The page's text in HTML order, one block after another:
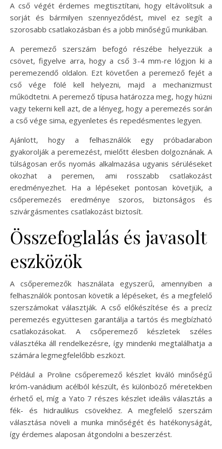
A cső végét érdemes megtisztítani, hogy eltávolítsuk a
sorját és bármilyen szennyeződést, mivel ez segít a
szorosabb csatlakozásban és a jobb minőségű munkában.
A peremező szerszám befogó részébe helyezzük a
csövet, figyelve arra, hogy a cső 3-4 mm-re lógjon ki a
peremezendő oldalon. Ezt követően a peremező fejét a
cső vége fölé kell helyezni, majd a mechanizmust
működtetni. A peremező típusa határozza meg, hogy húzni
vagy tekerni kell azt, de a lényeg, hogy a peremezés során
a cső vége sima, egyenletes és repedésmentes legyen.
Ajánlott, hogy a felhasználók egy próbadarabon
gyakorolják a peremezést, mielőtt élesben dolgoznának. A
túlságosan erős nyomás alkalmazása ugyanis sérüléseket
okozhat a peremen, ami rosszabb csatlakozást
eredményezhet. Ha a lépéseket pontosan követjük, a
csőperemezés eredménye szoros, biztonságos és
szivárgásmentes csatlakozást biztosít.
Összefoglalás és javasolt
eszközök
A csőperemezők használata egyszerű, amennyiben a
felhasználók pontosan követik a lépéseket, és a megfelelő
szerszámokat választják. A cső előkészítése és a precíz
peremezés együttesen garantálja a tartós és megbízható
csatlakozásokat. A csőperemező készletek széles
választéka áll rendelkezésre, így mindenki megtalálhatja a
számára legmegfelelőbb eszközt.
Például a Proline csőperemező készlet kiváló minőségű
króm-vanádium acélból készült, és különböző méretekben
érhető el, míg a Yato 7 részes készlet ideális választás a
fék- és hidraulikus csövekhez. A megfelelő szerszám
választása növeli a munka minőségét és hatékonyságát,
így érdemes alaposan átgondolni a beszerzést.